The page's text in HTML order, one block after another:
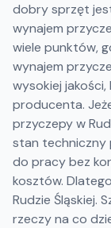
dobry sprzęt
wynajem
wiele punktów,
wynajem
wysokiej
producenta.
przyczepy w
stan techniczny
do pracy bez
kosztów.
Rudzie Śląskiej.
rzeczy na co